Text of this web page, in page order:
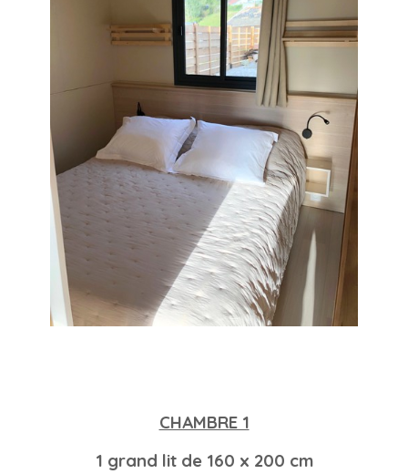
CHAMBRE 1
1 grand lit de 160 x 200 cm